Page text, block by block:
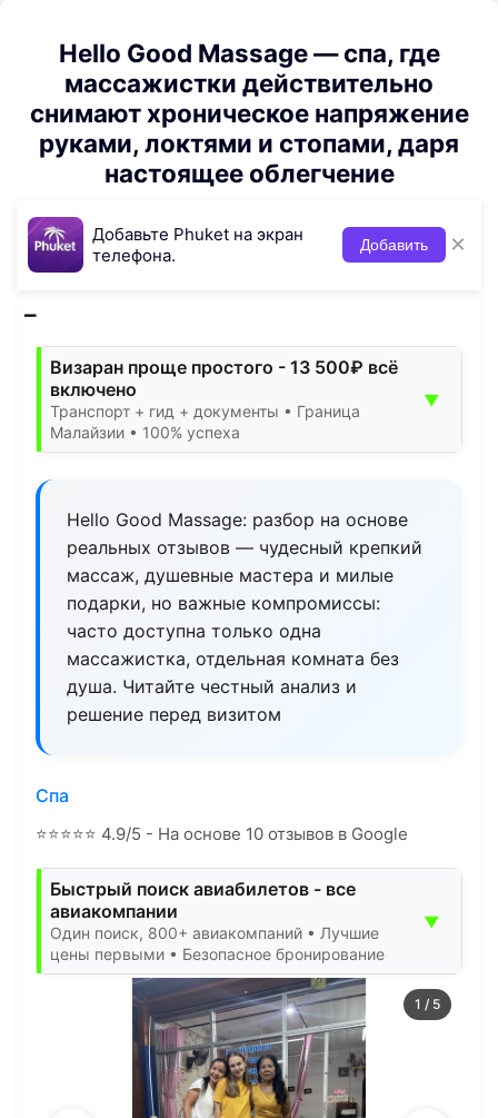
Hello Good Massage — спа, где
массажистки действительно
снимают хроническое напряжение
руками, локтями и стопами, даря
настоящее облегчение
Добавьте Phuket на экран
телефона.
Добавить ×
Визаран проще простого - 13 500₽ всё
включено
Транспорт + гид + документы • Граница
Малайзии • 100% успеха
▼
Hello Good Massage: разбор на основе
реальных отзывов — чудесный крепкий
массаж, душевные мастера и милые
подарки, но важные компромиссы:
часто доступна только одна
массажистка, отдельная комната без
душа. Читайте честный анализ и
решение перед визитом
Спа
⭐⭐⭐⭐⭐ 4.9/5 - На основе 10 отзывов в Google
Быстрый поиск авиабилетов - все
авиакомпании
Один поиск, 800+ авиакомпаний • Лучшие
цены первыми • Безопасное бронирование
▼
1 / 5